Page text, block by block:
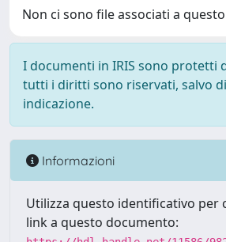
Non ci sono file associati a
I documenti in IRIS sono protetti
tutti i diritti sono riservati, salvo
indicazione.
Informazioni
Utilizza questo identificativo per
link a questo documento: